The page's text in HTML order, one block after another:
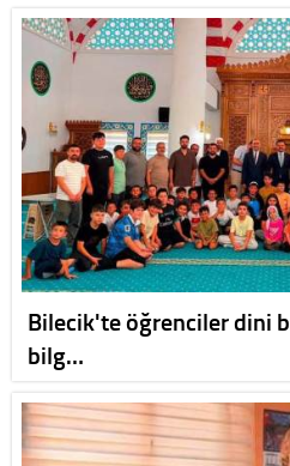
Bilecik'te öğrenciler dini
bilg…